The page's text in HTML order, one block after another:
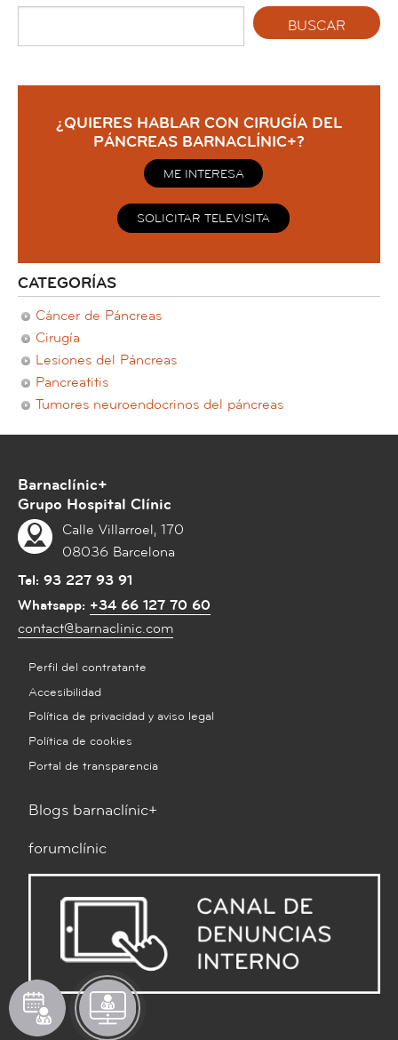
¿QUIERES HABLAR CON CIRUGÍA DEL
PÁNCREAS BARNACLÍNIC+?
ME INTERESA
SOLICITAR TELEVISITA
CATEGORÍAS
Cáncer de Páncreas
Cirugía
Lesiones del Páncreas
Pancreatitis
Tumores neuroendocrinos del páncreas
Pedir
cita
Solicitar
televisita
Barnaclínic+
Grupo Hospital Clínic
Calle Villarroel, 170
08036 Barcelona
Tel: 93 227 93 91
Whatsapp: +34 66 127 70 60
contact@barnaclinic.com
Perfil del contratante
Accesibilidad
Política de privacidad y aviso legal
Política de cookies
Portal de transparencia
Blogs barnaclínic+
forumclínic